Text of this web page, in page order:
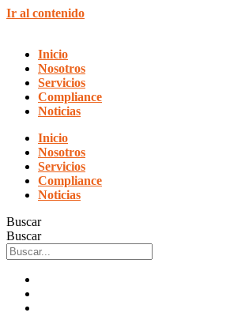
Ir al contenido
Inicio
Nosotros
Servicios
Compliance
Noticias
Inicio
Nosotros
Servicios
Compliance
Noticias
Buscar
Buscar